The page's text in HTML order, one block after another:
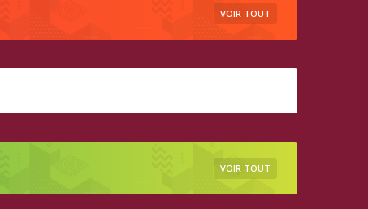
VOIR TOUT
VOIR TOUT